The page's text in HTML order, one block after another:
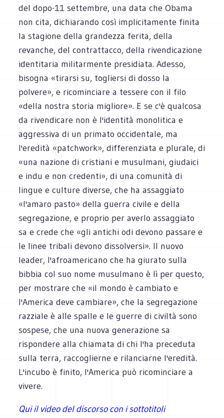
del dopo-11 settembre, una data che Obama
non cita, dichiarando così implicitamente finita
la stagione della grandezza ferita, della
revanche, del contrattacco, della rivendicazione
identitaria militarmente presidiata. Adesso,
bisogna «tirarsi su, togliersi di dosso la
polvere», e ricominciare a tessere con il filo
«della nostra storia migliore». E se c'è qualcosa
da rivendicare non è l'identità monolitica e
aggressiva di un primato occidentale, ma
l'eredità «patchwork», differenziata e plurale, di
«una nazione di cristiani e musulmani, giudaici
e indu e non credenti», di una comunità di
lingue e culture diverse, che ha assaggiato
«l'amaro pasto» della guerra civile e della
segregazione, e proprio per averlo assaggiato
sa e crede che «gli antichi odi devono passare e
le linee tribali devono dissolversi». Il nuovo
leader, l'afroamericano che ha giurato sulla
bibbia col suo nome musulmano è lì per questo,
per mostrare che «il mondo è cambiato e
l'America deve cambiare», che la segregazione
razziale è alle spalle e le guerre di civiltà sono
sospese, che una nuova generazione sa
rispondere alla chiamata di chi l'ha preceduta
sulla terra, raccoglierne e rilanciarne l'eredità.
L'incubo è finito, l'America può ricominciare a
vivere.
Qui il video del discorso con i sottotitoli